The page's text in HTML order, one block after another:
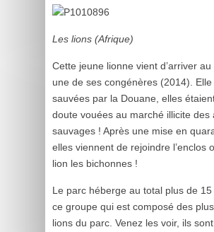
Les lions (Afrique)
Cette jeune lionne vient d’arriver
une de ses congénères (2014). Elle
sauvées par la Douane, elles
doute vouées au marché illicite des
sauvages ! Après une mise en
elles viennent de rejoindre l’enclos
lion les bichonnes !
Le parc héberge au total plus de
ce groupe qui est composé des
lions du parc. Venez les voir, ils sont